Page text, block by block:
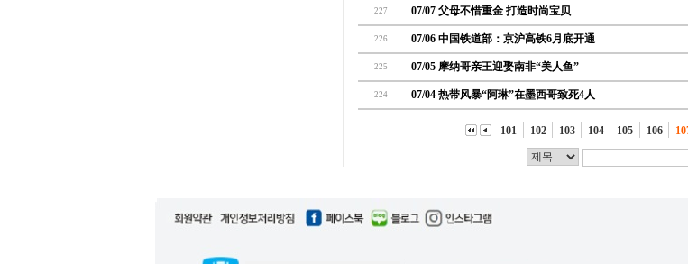
227 07/07 父母不惜重金 打造时尚宝贝
226 07/06 中国铁道部：京沪高铁6月底开通
225 07/05 摩纳哥亲王迎娶南非“美人鱼”
224 07/04 热带风暴“阿琳”在墨西哥致死4人
101 102 103 104 105 106